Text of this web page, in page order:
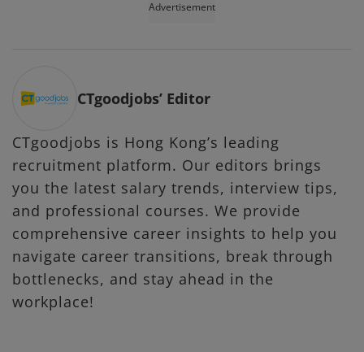
Advertisement
CTgoodjobs’ Editor
CTgoodjobs is Hong Kong’s leading
recruitment platform. Our editors brings
you the latest salary trends, interview tips,
and professional courses. We provide
comprehensive career insights to help you
navigate career transitions, break through
bottlenecks, and stay ahead in the
workplace!